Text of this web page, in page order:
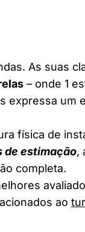
As suas
– onde 1
expressa um
física de
de estimação,
completa.
ao